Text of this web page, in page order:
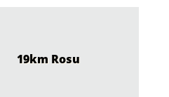
19km Rosu